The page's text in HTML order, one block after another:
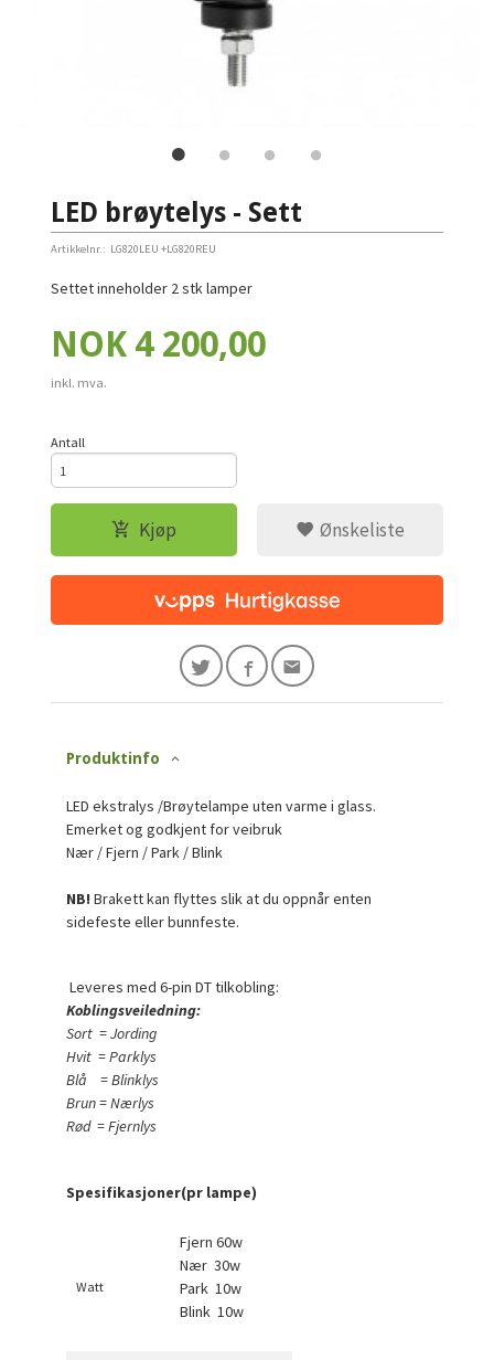
LED brøytelys - Sett
Artikkelnr.: LG820LEU +LG820REU
Settet inneholder 2 stk lamper
Pris
NOK 4 200,00
inkl. mva.
Antall
Kjøp Ønskeliste
Produktinfo
LED ekstralys /Brøytelampe uten varme i glass.
Emerket og godkjent for veibruk
Nær / Fjern / Park / Blink
NB! Brakett kan flyttes slik at du oppnår enten
sidefeste eller bunnfeste.
Leveres med 6-pin DT tilkobling:
Koblingsveiledning:
Sort = Jording
Hvit = Parklys
Blå = Blinklys
Brun = Nærlys
Rød = Fjernlys
Spesifikasjoner(pr lampe)
Watt
Fjern 60w
Nær 30w
Park 10w
Blink 10w